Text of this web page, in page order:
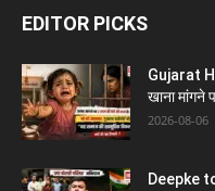
EDITOR PICKS
Gujarat
खाना मांगने
2026-08-06
Deepke